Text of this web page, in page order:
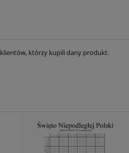
którzy kupili dany produkt.